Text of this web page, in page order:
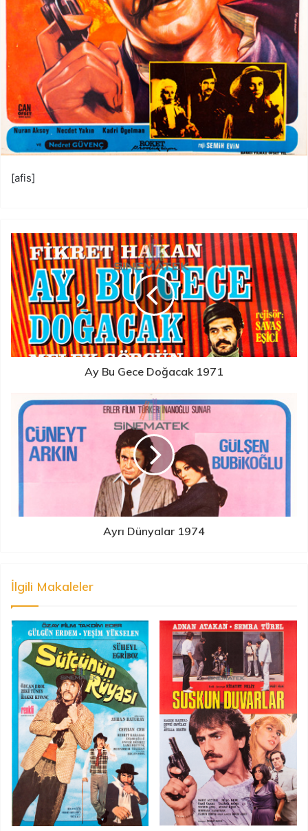
[afis]
Ay Bu Gece Doğacak 1971
Ayrı Dünyalar 1974
İlgili Makaleler